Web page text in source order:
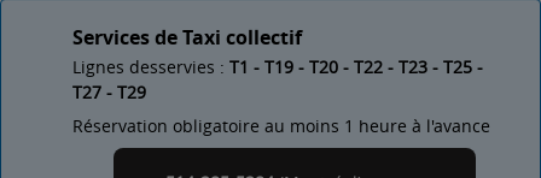
Services de Taxi collectif
Lignes desservies : T1 - T19 - T20 - T22 - T23 - T25 -
T27 - T29
Réservation obligatoire au moins 1 heure à l'avance